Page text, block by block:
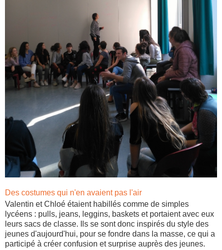
Des costumes qui n'en avaient pas l'air
Valentin et Chloé étaient habillés comme de simples
lycéens : pulls, jeans, leggins, baskets et portaient avec eux
leurs sacs de classe.
Ils se sont donc inspirés du style des
jeunes d'aujourd'hui, pour se fondre dans la masse, ce qui a
participé à créer confusion et surprise auprès des jeunes.